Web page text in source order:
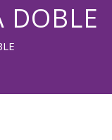
DOBLE